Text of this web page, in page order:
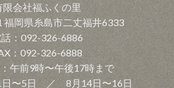
限会社福ふくの里
福岡県糸島市二丈福井6333
：092-326-6886
：092-326-6888
午前9時〜午後17時まで
日〜5日 ／ 8月14日〜16日